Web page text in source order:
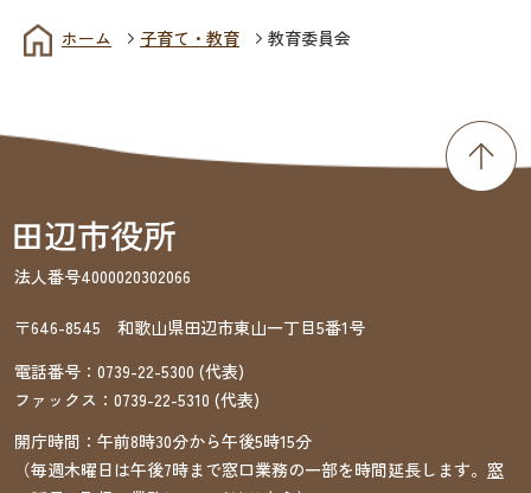
ホーム 子育て・教育 教育委員会
法人番号4000020302066
〒646-8545 和歌山県田辺市東山一丁目5番1号
電話番号： 0739-22-5300 (代表)
ファックス： 0739-22-5310 (代表)
開庁時間：午前8時30分から午後5時15分
（毎週木曜日は午後7時まで窓口業務の一部を時間延長します。 窓